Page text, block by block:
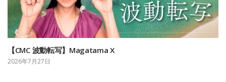
【CMC 波動転写】Magatama X
2026年7月27日